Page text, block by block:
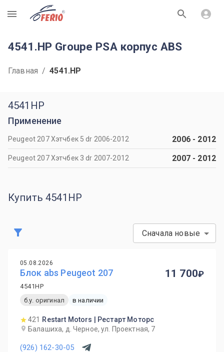
R
4541.HP Groupe PSA корпус ABS
Главная / 4541.HP
4541HP
Применение
Peugeot 207 Хэтчбек 5 dr 2006-2012 2006- 2012
Peugeot 207 Хэтчбек 3 dr 2007-2012 2007- 2012
Купить 4541HP
Сначала новые
05.08.2026
Блок abs Peugeot 207
4541HP
б.у. оригинал
в наличии
421
Restart Motors | Рестарт Моторс
Балашиха, д. Черное, ул. Проектная, 7
(926) 162-30-05
11 700